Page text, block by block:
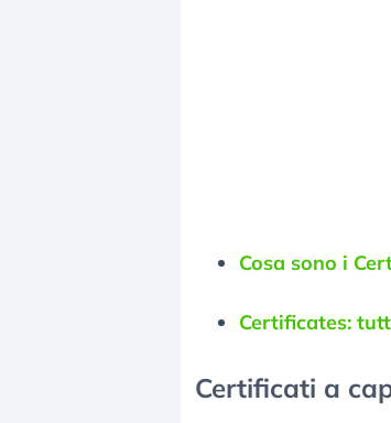
Cosa sono i
Certificates:
Certificati a